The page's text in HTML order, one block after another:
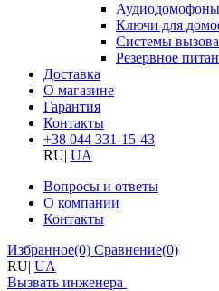
Аудиодомофоны
Ключи для
Системы
Резервное
Доставка
О магазине
Гарантия
Контакты
+38 044 331-15-43
RU| UA
Вопросы и ответы
О компании
Контакты
Избранное(0) Сравнение(0)
RU| UA
Вызвать инженера